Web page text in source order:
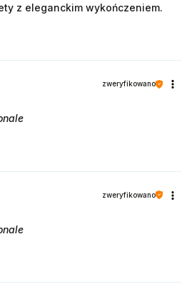
z eleganckim wykończeniem.
zweryfikowano
zweryfikowano